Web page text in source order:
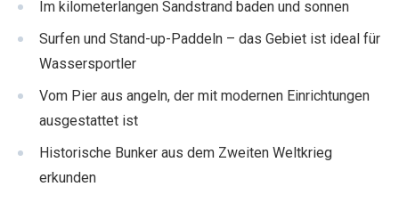
Im kilometerlangen Sandstrand baden und sonnen
Surfen und Stand-up-Paddeln – das Gebiet ist ideal für
Wassersportler
Vom Pier aus angeln, der mit modernen Einrichtungen
ausgestattet ist
Historische Bunker aus dem Zweiten Weltkrieg
erkunden